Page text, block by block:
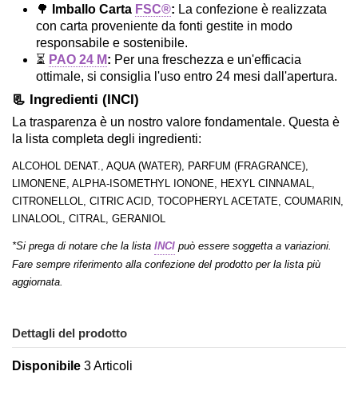
🌳
Imballo Carta FSC®: La confezione è realizzata
con carta proveniente da fonti gestite in modo
responsabile e sostenibile.
⏳ PAO 24 M: Per una freschezza e un'efficacia
ottimale, si consiglia l'uso entro 24 mesi dall'apertura.
📃 Ingredienti (INCI)
La trasparenza è un nostro valore fondamentale. Questa è
la lista completa degli ingredienti:
ALCOHOL DENAT., AQUA (WATER), PARFUM (FRAGRANCE),
LIMONENE, ALPHA-ISOMETHYL IONONE, HEXYL CINNAMAL,
CITRONELLOL, CITRIC ACID, TOCOPHERYL ACETATE, COUMARIN,
LINALOOL, CITRAL, GERANIOL
*Si prega di notare che la lista INCI può essere soggetta a variazioni.
Fare sempre riferimento alla confezione del prodotto per la lista più
aggiornata.
Dettagli del prodotto
Disponibile 3 Articoli